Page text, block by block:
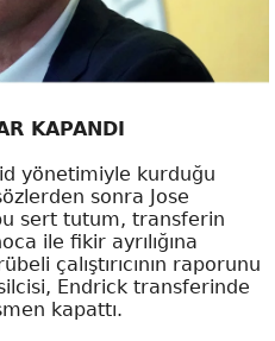
KAPANDI
yönetimiyle kurduğu
sonra Jose
sert tutum, transferin
ile fikir ayrılığına
çalıştırıcının raporunu
Endrick transferinde
kapattı.